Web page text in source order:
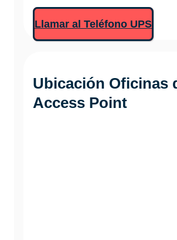
Llamar al Teléfono UPS
Ubicación Oficinas
Access Point